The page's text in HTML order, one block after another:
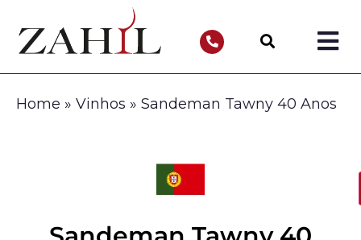
Home » Vinhos » Sandeman Tawny 40 Anos